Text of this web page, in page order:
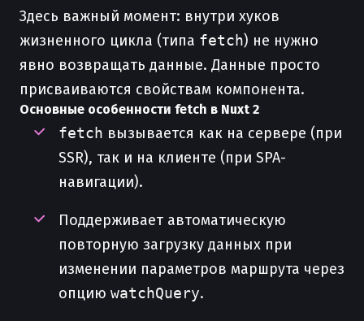
Здесь важный момент: внутри хуков
жизненного цикла (типа fetch) не нужно
явно возвращать данные. Данные просто
присваиваются свойствам компонента.
Основные особенности fetch в Nuxt 2
fetch вызывается как на сервере (при
SSR), так и на клиенте (при SPA-
навигации).
Поддерживает автоматическую
повторную загрузку данных при
изменении параметров маршрута через
опцию watchQuery.